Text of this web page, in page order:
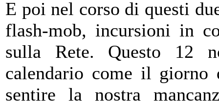
E poi nel corso di questi
flash-mob, incursioni in
sulla Rete. Questo 12
calendario come il giorno
sentire la nostra